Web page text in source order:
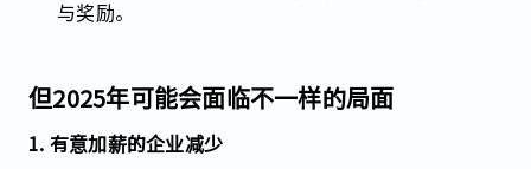
与奖励。
但2025年可能会面临不一样的局面
1. 有意加薪的企业减少